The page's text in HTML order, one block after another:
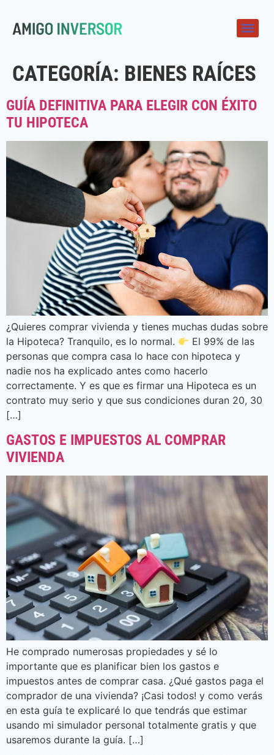
CATEGORÍA: BIENES RAÍCES
GUÍA DEFINITIVA PARA ELEGIR CON ÉXITO
TU HIPOTECA
¿Quieres comprar vivienda y tienes muchas dudas sobre
la Hipoteca? Tranquilo, es lo normal.
El 99% de las
personas que compra casa lo hace con hipoteca y
nadie nos ha explicado antes como hacerlo
correctamente. Y es que es firmar una Hipoteca es un
contrato muy serio y que sus condiciones duran 20, 30
[…]
GASTOS E IMPUESTOS AL COMPRAR
VIVIENDA
He comprado numerosas propiedades y sé lo
importante que es planificar bien los gastos e
impuestos antes de comprar casa. ¿Qué gastos paga el
comprador de una vivienda? ¡Casi todos! y como verás
en esta guía te explicaré lo que tendrás que estimar
usando mi simulador personal totalmente gratis y que
usaremos durante la guía. […]